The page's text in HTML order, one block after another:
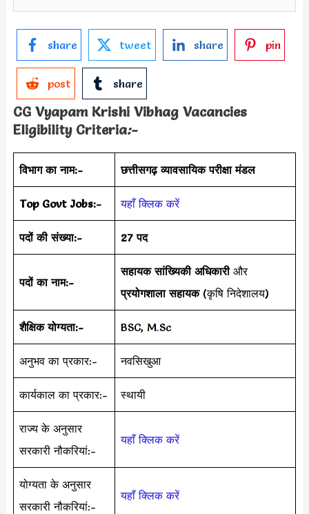
share tweet share pin
post share
CG Vyapam Krishi Vibhag Vacancies
Eligibility Criteria:-
विभाग का नाम:- छत्तीसगढ़ व्यावसायिक परीक्षा मंडल
Top Govt Jobs:- यहाँ क्लिक करें
पदों की संख्या:- 27 पद
पदों का नाम:-
सहायक सांख्यिकी अधिकारीऔर
प्रयोगशाला सहायक(कृषि निदेशालय)
शैक्षिक योग्यता:- BSC, M.Sc
अनुभव का प्रकार:- नवसिखुआ
कार्यकाल का प्रकार:- स्थायी
राज्य के अनुसार
सरकारी नौकरियां:-
यहाँ क्लिक करें
योग्यता के अनुसार
सरकारी नौकरियां:-
यहाँ क्लिक करें